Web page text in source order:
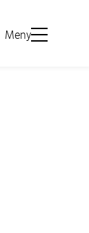
Meny